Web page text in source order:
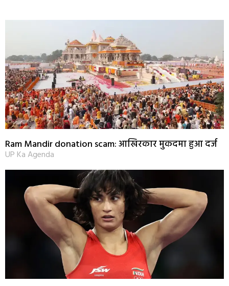
Ram Mandir donation scam: आखिरकार मुकदमा हुआ दर्ज
UP Ka Agenda